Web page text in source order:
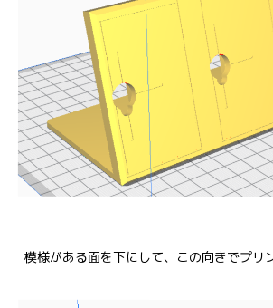
模様がある面を下にして、この向きでプリ